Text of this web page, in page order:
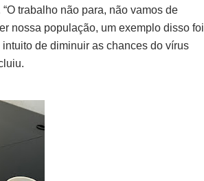
trabalho não para, não vamos de
nossa população, um exemplo disso foi
de diminuir as chances do vírus